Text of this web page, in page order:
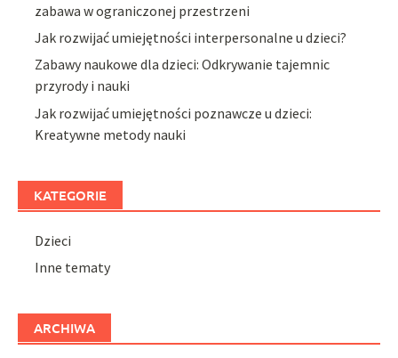
zabawa w ograniczonej przestrzeni
Jak rozwijać umiejętności interpersonalne u dzieci?
Zabawy naukowe dla dzieci: Odkrywanie tajemnic
przyrody i nauki
Jak rozwijać umiejętności poznawcze u dzieci:
Kreatywne metody nauki
KATEGORIE
Dzieci
Inne tematy
ARCHIWA